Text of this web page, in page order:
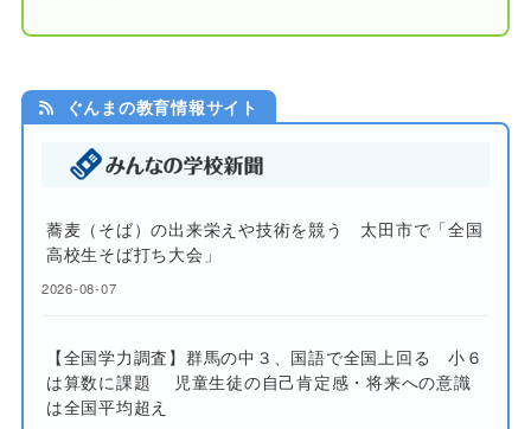
ぐんまの教育情報サイト
蕎麦（そば）の出来栄えや技術を競う 太田市で「全国
高校生そば打ち大会」
2026-08-07
【全国学力調査】群馬の中３、国語で全国上回る 小６
は算数に課題 児童生徒の自己肯定感・将来への意識
は全国平均超え